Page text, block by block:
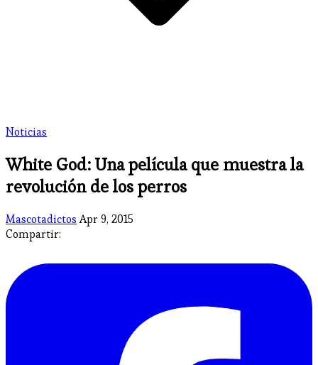
Noticias
White God: Una película que muestra la
revolución de los perros
Mascotadictos Apr 9, 2015
Compartir: